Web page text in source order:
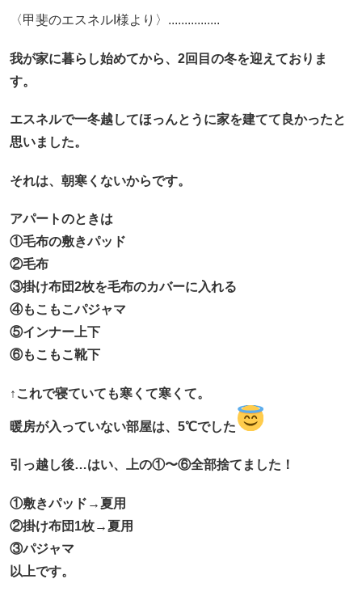
〈甲斐のエスネルI様より〉................
我が家に暮らし始めてから、2回目の冬を迎えておりま
す。
エスネルで一冬越してほっんとうに家を建てて良かったと
思いました。
それは、朝寒くないからです。
アパートのときは
①毛布の敷きパッド
②毛布
③掛け布団2枚を毛布のカバーに入れる
④もこもこパジャマ
⑤インナー上下
⑥もこもこ靴下
↑これで寝ていても寒くて寒くて。
暖房が入っていない部屋は、5℃でした
引っ越し後…はい、上の①〜⑥全部捨てました！
①敷きパッド→夏用
②掛け布団1枚→夏用
③パジャマ
以上です。